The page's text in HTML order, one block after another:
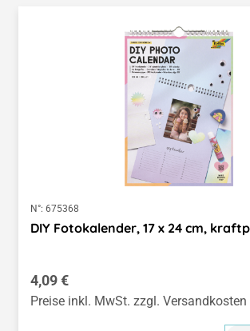
N°: 675368
DIY Fotokalender, 17 x 24 cm,
Regulärer Preis:
4,09 €
Preise inkl. MwSt. zzgl. Versandkosten